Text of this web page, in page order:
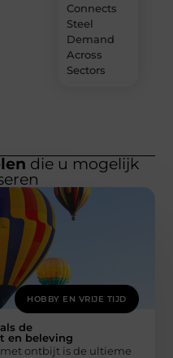
Connects
Steel
Demand
Across
Sectors
die u mogelijk
HOBBY EN VRIJE TIJD
de
en beleving
ontbijt is de ultieme